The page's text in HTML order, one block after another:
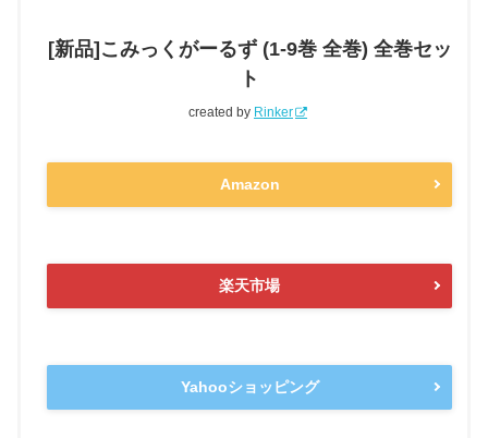
[新品]こみっくがーるず (1-9巻 全巻) 全巻セッ
ト
created by Rinker
Amazon
楽天市場
Yahooショッピング